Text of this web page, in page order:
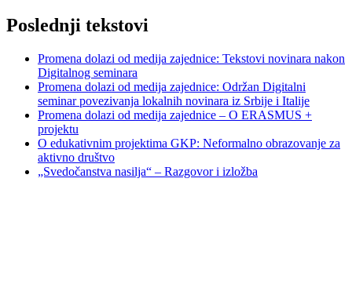
Poslednji tekstovi
Promena dolazi od medija zajednice: Tekstovi novinara nakon
Digitalnog seminara
Promena dolazi od medija zajednice: Održan Digitalni
seminar povezivanja lokalnih novinara iz Srbije i Italije
Promena dolazi od medija zajednice – O ERASMUS +
projektu
O edukativnim projektima GKP: Neformalno obrazovanje za
aktivno društvo
„Svedočanstva nasilja“ – Razgovor i izložba